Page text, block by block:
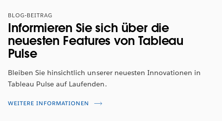
BLOG-BEITRAG
Informieren Sie sich über die
neuesten Features von Tableau
Pulse
Bleiben Sie hinsichtlich unserer neuesten Innovationen in
Tableau Pulse auf Laufenden.
WEITERE INFORMATIONEN